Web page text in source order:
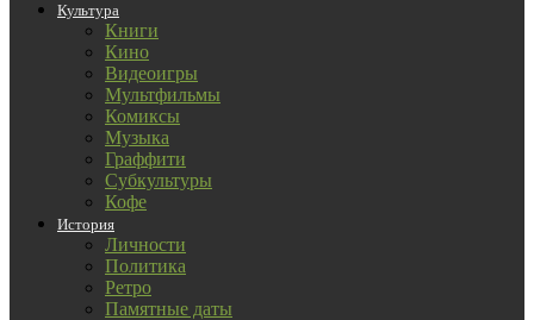
Культура
Книги
Кино
Видеоигры
Мультфильмы
Комиксы
Музыка
Граффити
Субкультуры
Кофе
История
Личности
Политика
Ретро
Памятные даты